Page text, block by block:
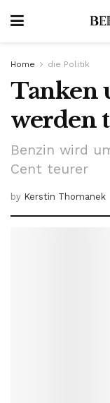
Home die Politik
Tanken
werden
Benzin wird
Cent teurer
by Kerstin Thomanek